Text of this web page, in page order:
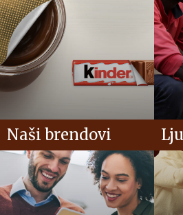
Naši brendovi